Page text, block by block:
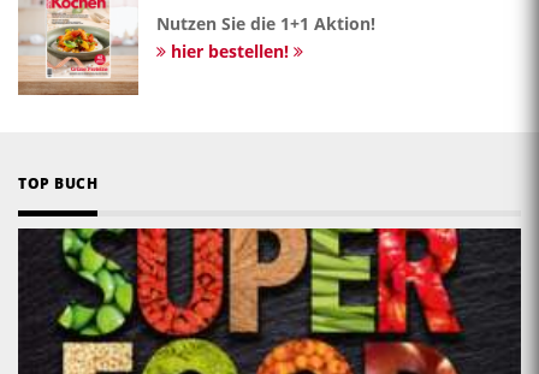
Nutzen Sie die 1+1 Aktion!
hier bestellen!
TOP BUCH